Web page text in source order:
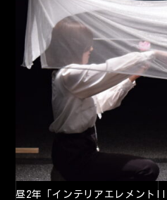
昼2年「インテリアエレメント